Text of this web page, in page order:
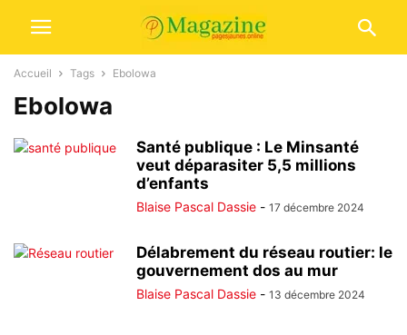
Accueil Tags Ebolowa
Ebolowa
Santé publique : Le Minsanté
veut déparasiter 5,5 millions
d’enfants
Blaise Pascal Dassie - 17 décembre 2024
Délabrement du réseau routier: le
gouvernement dos au mur
Blaise Pascal Dassie - 13 décembre 2024